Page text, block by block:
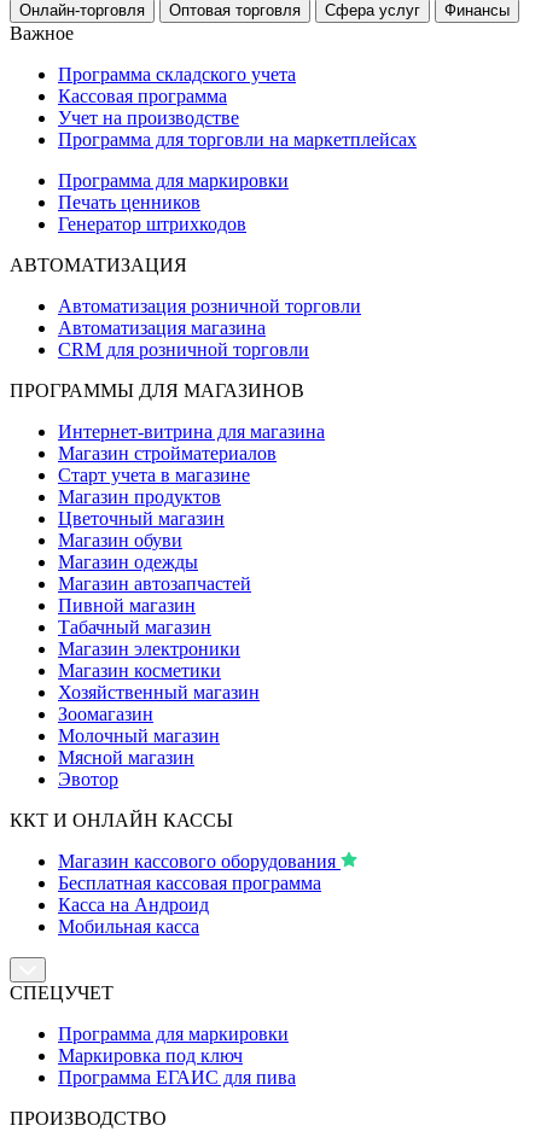
Онлайн-торговля
Оптовая торговля Сфера услуг Финансы
Важное
Программа складского учета
Кассовая программа
Учет на производстве
Программа для торговли на маркетплейсах
Программа для маркировки
Печать ценников
Генератор штрихкодов
АВТОМАТИЗАЦИЯ
Автоматизация розничной торговли
Автоматизация магазина
CRM для розничной торговли
ПРОГРАММЫ ДЛЯ МАГАЗИНОВ
Интернет-витрина для магазина
Магазин стройматериалов
Старт учета в магазине
Магазин продуктов
Цветочный магазин
Магазин обуви
Магазин одежды
Магазин автозапчастей
Пивной магазин
Табачный магазин
Магазин электроники
Магазин косметики
Хозяйственный магазин
Зоомагазин
Молочный магазин
Мясной магазин
Эвотор
ККТ И ОНЛАЙН КАССЫ
Магазин кассового оборудования
Бесплатная кассовая программа
Касса на Андроид
Мобильная касса
СПЕЦУЧЕТ
Программа для маркировки
Маркировка под ключ
Программа ЕГАИС для пива
ПРОИЗВОДСТВО